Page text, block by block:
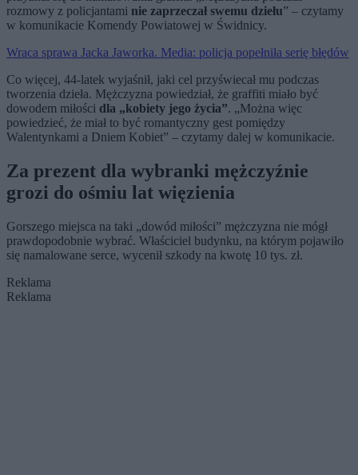
rozmowy z policjantami nie zaprzeczał swemu dziełu” – czytamy
w komunikacie Komendy Powiatowej w Świdnicy.
Wraca sprawa Jacka Jaworka. Media: policja popełniła serię błędów
Co więcej, 44-latek wyjaśnił, jaki cel przyświecał mu podczas
tworzenia dzieła. Mężczyzna powiedział, że graffiti miało być
dowodem miłości dla „kobiety jego życia”. „Można więc
powiedzieć, że miał to być romantyczny gest pomiędzy
Walentynkami a Dniem Kobiet” – czytamy dalej w komunikacie.
Za prezent dla wybranki mężczyźnie
grozi do ośmiu lat więzienia
Gorszego miejsca na taki „dowód miłości” mężczyzna nie mógł
prawdopodobnie wybrać. Właściciel budynku, na którym pojawiło
się namalowane serce, wycenił szkody na kwotę 10 tys. zł.
Reklama
Reklama